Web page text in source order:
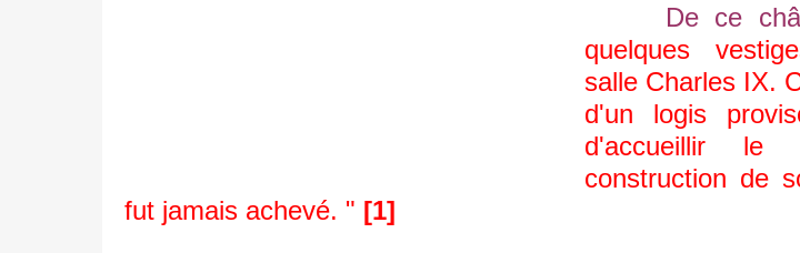
De ce
quelques
salle Charles IX.
d'un logis
d'accueillir
construction de
fut jamais achevé. " [1]